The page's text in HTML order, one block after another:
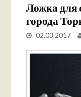
Ложка для
города
02.03.2017